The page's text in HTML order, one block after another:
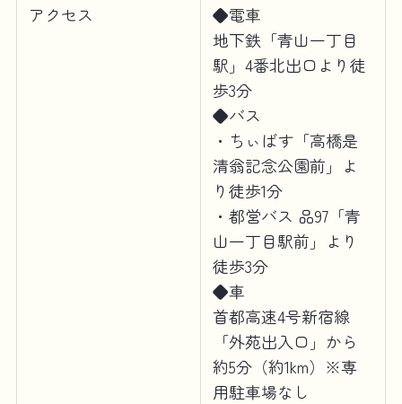
アクセス
◆電車
地下鉄「青山一丁目
駅」4番北出口より徒
歩3分
◆バス
・ちぃばす「高橋是
清翁記念公園前」よ
り徒歩1分
・都営バス 品97「青
山一丁目駅前」より
徒歩3分
◆車
首都高速4号新宿線
「外苑出入口」から
約5分（約1km）※専
用駐車場なし